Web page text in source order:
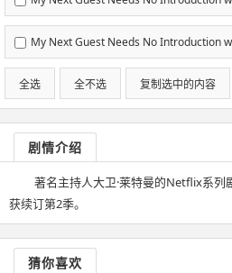
n S02E04 720p WEB... [eztv]
My Next Guest Needs No Introduction
n S02E05 720p WEB... [eztv]
全选 全不选 复制选中的内容
剧情介绍
著名主持人大卫·莱特曼的Netflix系列
获续订第2季。
猜你喜欢